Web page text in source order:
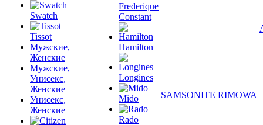
Swatch
Tissot
Мужские,
Женские
Мужские,
Унисекс,
Женские
Унисекс,
Женские
Frederique
Constant
Hamilton
Longines
Mido
Rado
SAMSONITE RIMOWA